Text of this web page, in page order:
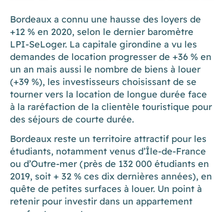
Bordeaux a connu une hausse des loyers de
+12 % en 2020, selon le dernier baromètre
LPI-SeLoger. La capitale girondine a vu les
demandes de location progresser de +36 % en
un an mais aussi le nombre de biens à louer
(+39 %), les investisseurs choisissant de se
tourner vers la location de longue durée face
à la raréfaction de la clientèle touristique pour
des séjours de courte durée.
Bordeaux reste un territoire attractif pour les
étudiants, notamment venus d’Île-de-France
ou d’Outre-mer (près de 132 000 étudiants en
2019, soit + 32 % ces dix dernières années), en
quête de petites surfaces à louer. Un point à
retenir pour investir dans un appartement